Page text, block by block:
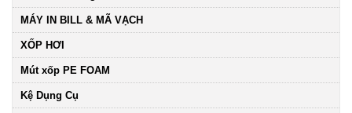
MÁY IN BILL & MÃ VẠCH
XỐP HƠI
Mút xốp PE FOAM
Kệ Dụng Cụ